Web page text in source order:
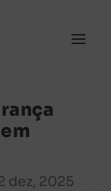
dez, 2025